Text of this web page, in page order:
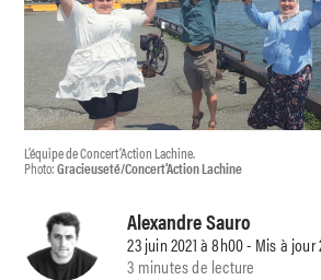
L’équipe de Concert’Action Lachine.
Photo:Gracieuseté/Concert’Action Lachine
Alexandre Sauro
23 juin 2021 à 8h00 - Mis à jour
3 minutes de lecture